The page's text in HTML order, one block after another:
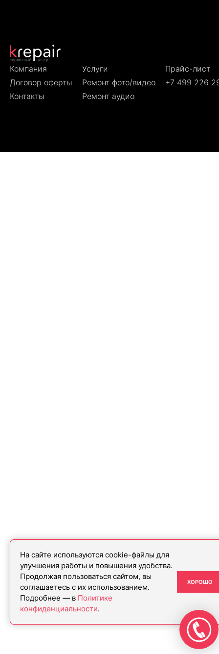
Компания
Договор оферты
Контакты
Услуги
Ремонт фото/видео
Ремонт аудио
Прайс-лист
+7 499 226
На сайте используются cookie-файлы для
улучшения работы и повышения удобства.
Продолжая пользоваться сайтом, вы
соглашаетесь с их использованием.
Подробнее — в Политике
конфиденциальности.
ХОРОШО